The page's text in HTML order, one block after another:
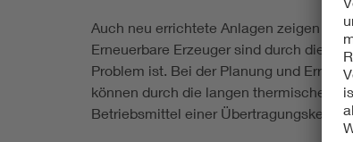
Auch neu errichtete Anlagen zeigen mit
Erneuerbare Erzeuger sind durch die
Problem ist. Bei der Planung und
können durch die langen thermischen
Betriebsmittel einer Übertragungskette